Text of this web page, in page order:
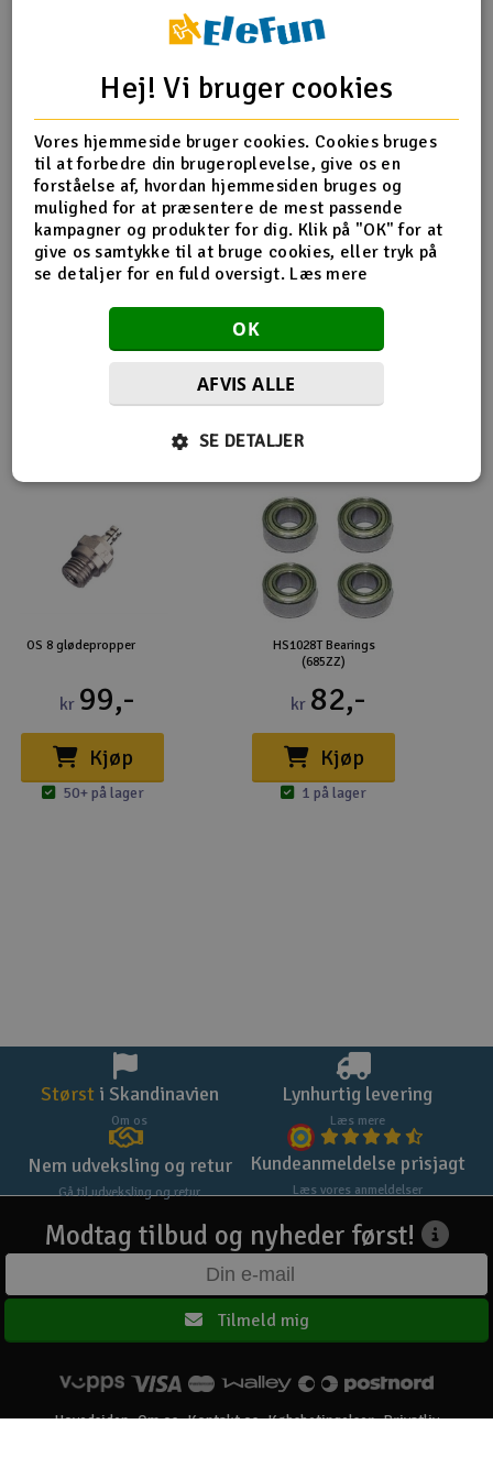
Radio udstyr
Raketter
Scooter & elkøretøj
Slot racing
Smarthjem, leg og hobby
Solenergi
Værktøj, udstyr og tilbehør
Produktinfo Tip din ven Anmeldelser
Produkt information
Futaba GY401 øvre hus
Flere så også med
OS 8 glødepropper
kr 99,-
Kjøp
50+ på lager
HS1028T Bearings
(685ZZ)
kr 82,-
Kjøp
1 på lager
Størst i Skandinavien
Om os
Lynhurtig levering
Læs mere
Nem udveksling og retur
Gå til udveksling og retur
Kundeanmeldelse prisjagt
Læs vores anmeldelser
Modtag tilbud og nyheder først!
Tilmeld mig
Hovedsiden Om os Kontakt os Købsbetingelser Privatliv
Hej! Vi bruger cookies
Vores hjemmeside bruger cookies. Cookies bruges
til at forbedre din brugeroplevelse, give os en
forståelse af, hvordan hjemmesiden bruges og
mulighed for at præsentere de mest passende
kampagner og produkter for dig. Klik på "OK" for at
give os samtykke til at bruge cookies, eller tryk på
se detaljer for en fuld oversigt. Læs mere
OK
AFVIS ALLE
SE DETALJER